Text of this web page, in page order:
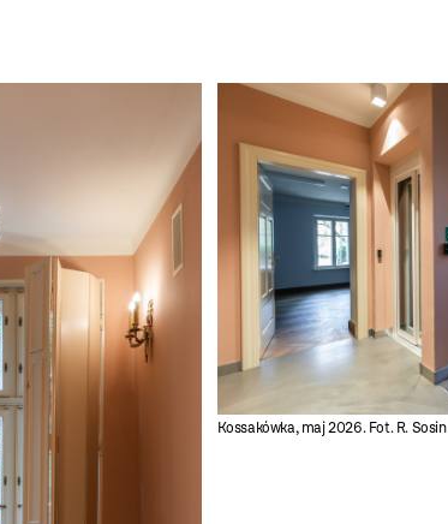
Kossakówka, maj 2026. Fot. R. Sosin